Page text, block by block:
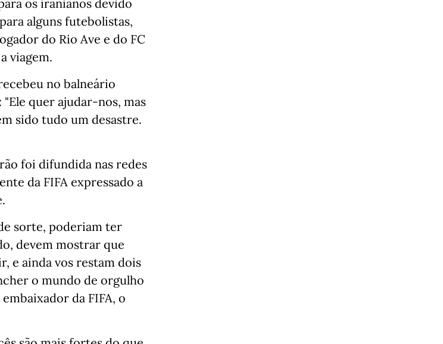
os iranianos devido
alguns futebolistas,
do Rio Ave e do FC
viagem.
no balneário
quer ajudar-nos, mas
sido tudo um desastre.
foi difundida nas redes
da FIFA expressado a
sorte, poderiam ter
devem mostrar que
e ainda vos restam dois
o mundo de orgulho
da FIFA, o